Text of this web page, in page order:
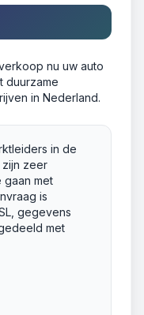
nu uw auto
duurzame
in Nederland.
in de
zijn zeer
gaan met
is
gegevens
met